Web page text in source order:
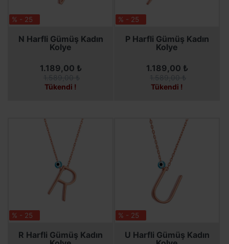
% - 25
N Harfli Gümüş Kadın
Kolye
SEPETE EKLE
1.189,00 ₺
Tükendi !
% - 25
P Harfli Gümüş Kadın
Kolye
SEPETE EKLE
1.189,00 ₺
Tükendi !
% - 25
R Harfli Gümüş Kadın
SEPETE EKLE
% - 25
U Harfli Gümüş Kadın
SEPETE EKLE